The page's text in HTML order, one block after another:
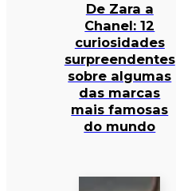
De Zara a
Chanel: 12
curiosidades
surpreendentes
sobre algumas
das marcas
mais famosas
do mundo